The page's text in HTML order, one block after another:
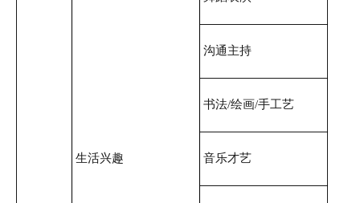
生活兴趣
沟通主持
书法/绘画/手工艺
音乐才艺